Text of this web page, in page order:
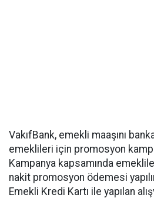
VakıfBank, emekli maaşını
emeklileri için promosyon
Kampanya kapsamında
nakit promosyon ödemesi
Emekli Kredi Kartı ile yapılan